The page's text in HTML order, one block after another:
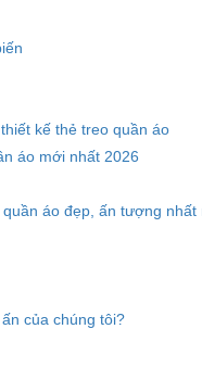
kế thẻ treo quần áo
áo mới nhất 2026
áo đẹp, ấn tượng nhất
của chúng tôi?